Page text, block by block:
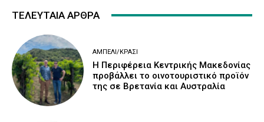
ΤΕΛΕΥΤΑΙΑ ΑΡΘΡΑ
ΑΜΠΈΛΙ/ΚΡΑΣΊ
H Περιφέρεια Κεντρικής Μακεδονίας
προβάλλει το οινοτουριστικό προϊόν
της σε Βρετανία και Αυστραλία